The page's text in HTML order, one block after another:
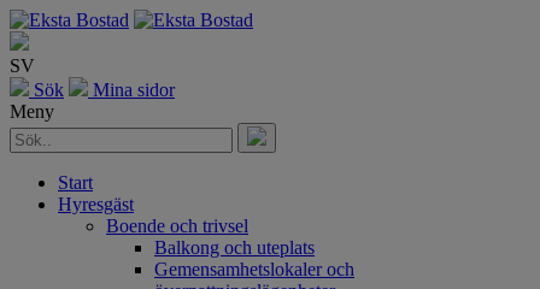
SV
Sök
Mina sidor
Meny
Start
Hyresgäst
Boende och trivsel
Balkong och uteplats
Gemensamhetslokaler och